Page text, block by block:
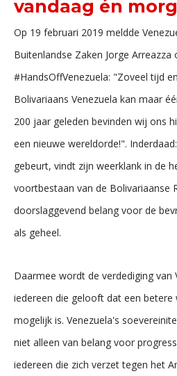
vandaag én
Op 19 februari 2019 meldde
Buitenlandse Zaken Jorge
#HandsOffVenezuela: "Zoveel tijd
Bolivariaans Venezuela kan maar
200 jaar geleden bevinden wij ons
een nieuwe wereldorde!".
gebeurt, vindt zijn weerklank in de
voortbestaan van de Bolivariaanse
doorslaggevend belang voor de
als geheel.
Daarmee wordt de verdediging van
iedereen die gelooft dat een betere
mogelijk is. Venezuela's
niet alleen van belang voor
iedereen die zich verzet tegen het